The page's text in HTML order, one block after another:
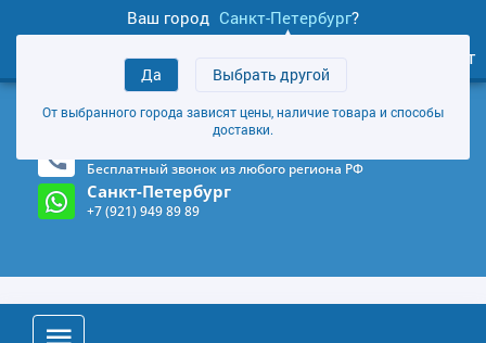
Ваш город Санкт-Петербург?
Да Выбрать другой
От выбранного города зависят цены, наличие товара и способы
доставки.
товаров
Личный кабинет
+7 (921) 949 89 89
Магазин и склад в Санкт-Петербурге (Карта)
Бесплатный звонок из любого региона РФ
Санкт-Петербург
+7 (921) 949 89 89